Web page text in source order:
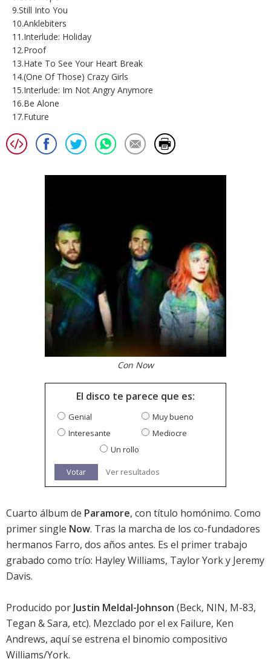
9.Still Into You
10.Anklebiters
11.Interlude: Holiday
12.Proof
13.Hate To See Your Heart Break
14.(One Of Those) Crazy Girls
15.Interlude: Im Not Angry Anymore
16.Be Alone
17.Future
Con Now
El disco te parece que es:
Genial
Muy bueno
Interesante
Mediocre
Un rollo
Votar Ver resultados
Cuarto álbum de Paramore, con título homónimo. Como
primer single Now. Tras la marcha de los co-fundadores
hermanos Farro, dos años antes. Es el primer trabajo
grabado como trío: Hayley Williams, Taylor York y Jeremy
Davis.
Producido por Justin Meldal-Johnson (Beck, NIN, M-83,
Tegan & Sara, etc). Mezclado por el ex Failure, Ken
Andrews, aquí se estrena el binomio compositivo
Williams/York.